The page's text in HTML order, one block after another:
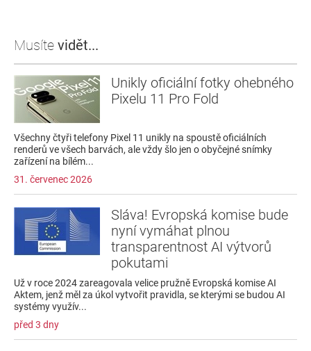
Musíte vidět...
Unikly oficiální fotky ohebného
Pixelu 11 Pro Fold
Všechny čtyři telefony Pixel 11 unikly na spoustě oficiálních
renderů ve všech barvách, ale vždy šlo jen o obyčejné snímky
zařízení na bílém...
31. červenec 2026
Sláva! Evropská komise bude
nyní vymáhat plnou
transparentnost AI výtvorů
pokutami
Už v roce 2024 zareagovala velice pružně Evropská komise AI
Aktem, jenž měl za úkol vytvořit pravidla, se kterými se budou AI
systémy využív...
před 3 dny